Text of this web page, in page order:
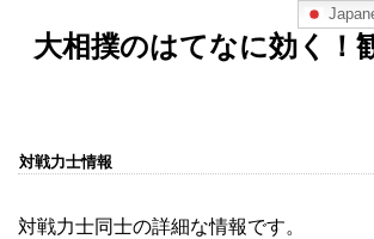
大相撲のはてなに効く！
対戦力士情報
対戦力士同士の詳細な情報です。